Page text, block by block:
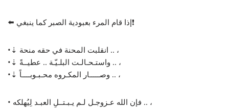
⬅️ إذا قام المرء بعبودية الصبر كما ينبغي❗
•⇣ انقلبت المحنة في حقه منحة .. ،
•⇣ واستـحـالـت البلـيّـة .. عطيــةً .. ،
•⇣ وصـــــار المكـروه محـبـوبــــاً .. ،
• فإن الله عـزوجـل لـم يـبـتــلِ العبـد لِيُهلكه .. ،